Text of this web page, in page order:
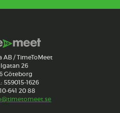
AB / TimeToMeet
26
Göteborg
559015-1626
641 20 88